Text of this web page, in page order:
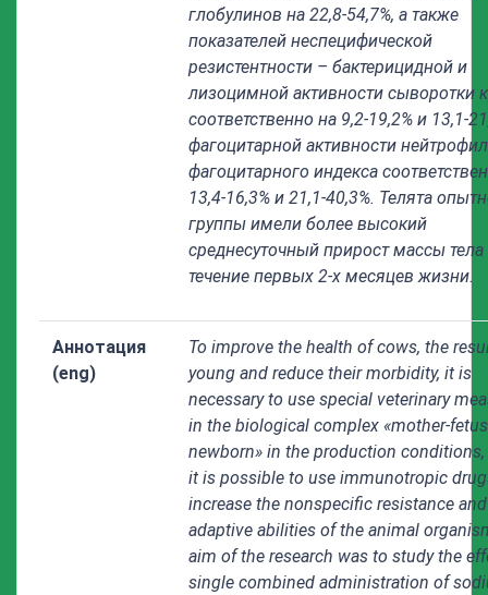
глобулинов на 22,8-54,7%, а также
показателей неспецифической
резистентности – бактерицидной и
лизоцимной активности сыворотки
соответственно на 9,2-19,2% и 13,1-
фагоцитарной активности
фагоцитарного индекса
13,4-16,3% и 21,1-40,3%. Телята
группы имели более высокий
среднесуточный прирост массы тела
течение первых 2-х месяцев жизни.
Аннотация
(eng)
To improve the health of cows, the
young and reduce their morbidity, it is
necessary to use special veterinary
in the biological complex «mother-
newborn» in the production
it is possible to use immunotropic
increase the nonspecific resistance and
adaptive abilities of the animal
aim of the research was to study the
single combined administration of